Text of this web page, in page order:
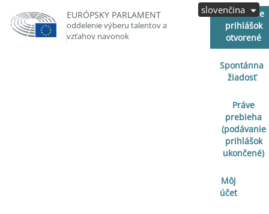
EURÓPSKY PARLAMENT
oddelenie výberu talentov a
vzťahov navonok
Podávanie
prihlášok
otvorené
Spontánna
žiadosť
Práve
prebieha
(podávanie
prihlášok
ukončené)
Môj
účet
slovenčina